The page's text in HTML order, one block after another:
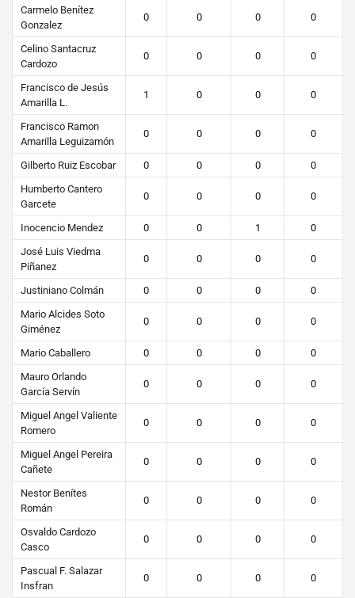
2.png
Carmelo Benítez
Gonzalez
0 0 0 0
Celino Santacruz
Cardozo
0 0 0 0
Francisco de Jesús
Amarilla L.
1 0 0 0
Francisco Ramon
Amarilla Leguizamón
0 0 0 0
Gilberto Ruiz Escobar 0 0 0
0
Humberto Cantero
Garcete
0 0 0 0
Inocencio Mendez 0 0 1
0
José Luis Viedma
Piñanez
0 0 0 0
Justiniano Colmán 0 0 0
0
Mario Alcides Soto
Giménez
0 0 0 0
Mario Caballero 0 0 0
0
Mauro Orlando
García Servín
0 0 0 0
Miguel Angel Valiente
Romero
0 0 0 0
Miguel Angel Pereira
Cañete
0 0 0 0
Nestor Benítes
Román
0 0 0 0
Osvaldo Cardozo
Casco
0 0 0 0
Pascual F. Salazar
Insfran
0 0 0 0